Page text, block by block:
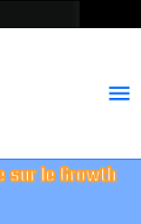
sur le Growth